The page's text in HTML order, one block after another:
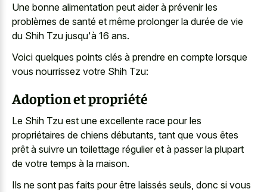
Une bonne alimentation peut aider à prévenir les
problèmes de santé et même prolonger la durée de vie
du Shih Tzu jusqu'à 16 ans.
Voici quelques points clés à prendre en compte lorsque
vous nourrissez votre Shih Tzu:
Adoption et propriété
Le Shih Tzu est une excellente race pour les
propriétaires de chiens débutants, tant que vous êtes
prêt à suivre un toilettage régulier et à passer la plupart
de votre temps à la maison.
Ils ne sont pas faits pour être laissés seuls, donc si vous